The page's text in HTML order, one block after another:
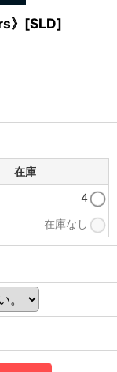
》[SLD]
在庫
4
在庫なし